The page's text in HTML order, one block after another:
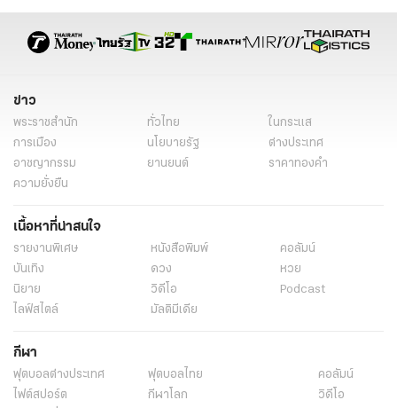
ข่าว
พระราชสำนัก ทั่วไทย
ในกระแส
การเมือง
นโยบายรัฐ
ต่างประเทศ
อาชญากรรม
ยานยนต์
ราคาทองคำ
ความยั่งยืน
เนื้อหาที่น่าสนใจ
รายงานพิเศษ หนังสือพิมพ์
คอลัมน์
บันเทิง
ดวง
หวย
นิยาย
วิดีโอ
Podcast
ไลฟ์สไตล์
มัลติมีเดีย
กีฬา
ฟุตบอลต่่างประเทศ ฟุตบอลไทย
คอลัมน์
ไฟต์สปอร์ต
กีฬาโลก
วิดีโอ